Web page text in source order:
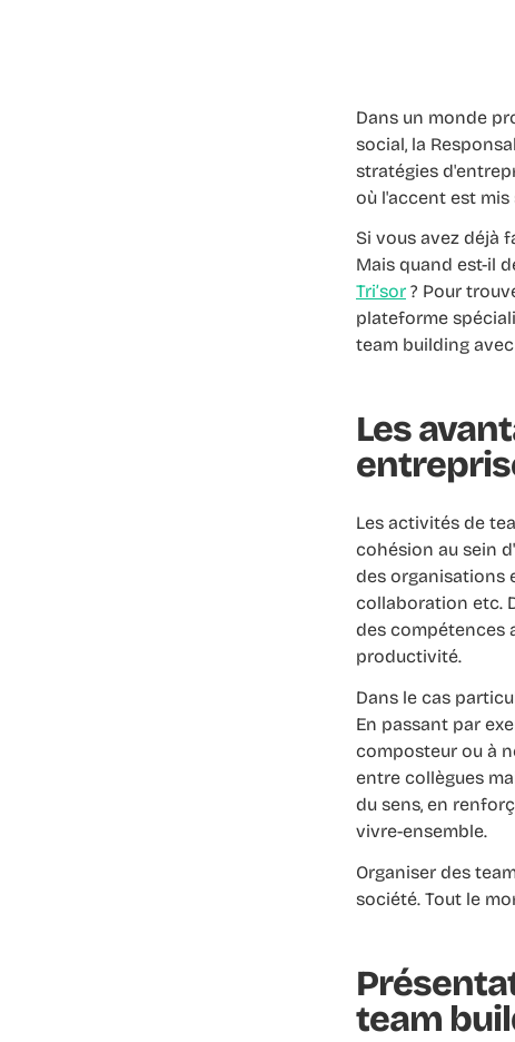
Dans un monde
social, la
stratégies
où l'accent est
Si vous avez déjà
Mais quand est-il
Tri’sor ? Pour
plateforme
team building
Les
Les activités de
cohésion au sein
des organisations
collaboration etc.
des compétences
productivité.
Dans le cas
En passant par
composteur ou à
entre collègues
du sens, en
vivre-ensemble.
Organiser des
société. Tout le
team